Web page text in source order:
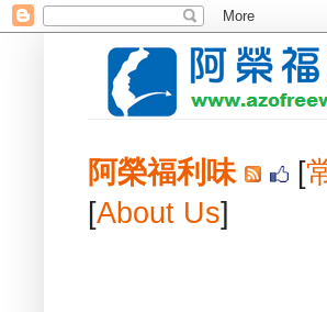
阿榮福利味 [
[About Us]